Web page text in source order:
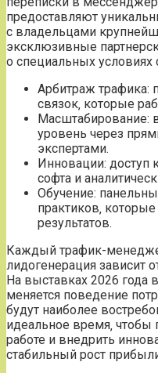
предоставляют
с владельцами
эксклюзивные
о специальных условиях
Арбитраж трафика:
связок‚ которые
Масштабирование:
уровень через
экспертами.
Инновации: доступ
софта и
Обучение:
практиков‚
результатов.
Каждый трафик-
лидогенерация зависит
На выставках 2026 года
меняется поведение
будут наиболее
идеальное время‚
работе и внедрить
стабильный рост